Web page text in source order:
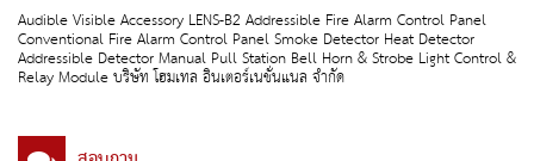
Audible Visible Accessory LENS-B2 Addressible Fire Alarm Control Panel
Conventional Fire Alarm Control Panel Smoke Detector Heat Detector
Addressible Detector Manual Pull Station Bell Horn & Strobe Light Control &
Relay Module บริษัท โฮมเทล อินเตอร์เนชั่นแนล จำกัด